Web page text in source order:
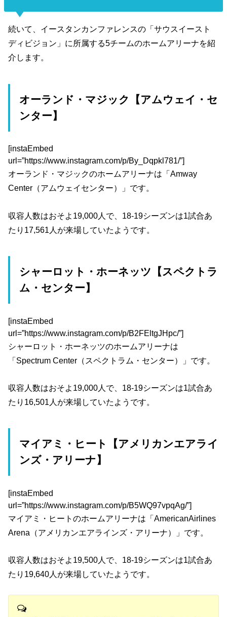
続いて、イースタンカンファレンスの「サウスイースト
ディビジョン」に所属する5チームのホームアリーナを紹
介します。
オーランド・マジック【アムウェイ・セ
ンター】
[instaEmbed
url=”https://www.instagram.com/p/By_Dqpkl781/”]
オーランド・マジックのホームアリーナは「Amway
Center（アムウェイセンター）」です。
収容人数はおそよ19,000人で、18-19シーズンは1試合あ
たり17,561人が来場していたようです。
シャーロット・ホーネッツ【スペクトラ
ム・センター】
[instaEmbed
url=”https://www.instagram.com/p/B2FEltgJHpc/”]
シャーロット・ホーネッツのホームアリーナは
「Spectrum Center（スペクトラム・センター）」です。
収容人数はおそよ19,000人で、18-19シーズンは1試合あ
たり16,501人が来場していたようです。
マイアミ・ヒート【アメリカンエアライ
ンズ・アリーナ】
[instaEmbed
url=”https://www.instagram.com/p/B5WQ97vpqAg/”]
マイアミ・ヒートのホームアリーナは「AmericanAirlines
Arena（アメリカンエアラインズ・アリーナ）」です。
収容人数はおそよ19,500人で、18-19シーズンは1試合あ
たり19,640人が来場していたようです。